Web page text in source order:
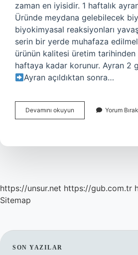
zaman en iyisidir. 1 haftalık
Üründe meydana gelebilecek
biyokimyasal reaksiyonları
serin bir yerde muhafaza
ürünün kalitesi üretim
haftaya kadar korunur. Ayran 2
Ayran açıldıktan sonra…
Devamını okuyun
Yapımı
Günde
Yorum Bırak
https://unsur.net https://gub.com.tr
Sitemap
SON YAZILAR